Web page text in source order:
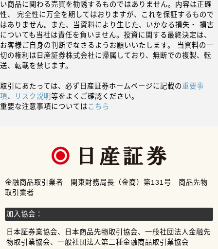
い商品に関わる売買を勧誘するものではありません。内容は正確
性、 完全性に万全を期してはおりますが、これを保証するもので
はありません。また、当資料により生じた、いかなる損失・ 損害
についても当社は責任を負いません。投資に関する最終決定は、
お客様ご自身の判断でなさるようお願いいたします。 当資料の一
切の権利は日産証券株式会社に帰属しており、無断での複製、転
送、転載を禁じます。
取引にあたっては、必ず日産証券ホームページに記載の重要事
項、 リスク説明等をよくご確認ください。
重要な注意事項についてはこちら
金融商品取引業者 関東財務局長（金商）第131号 商品先物
取引業者
加入協会：
日本証券業協会、日本商品先物取引協会、一般社団法人金融先
物取引業協会、一般社団法人第二種金融商品取引業協会